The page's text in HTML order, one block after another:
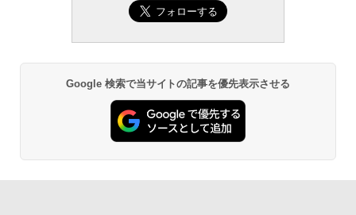
Google 検索で当サイトの記事を優先表示させる